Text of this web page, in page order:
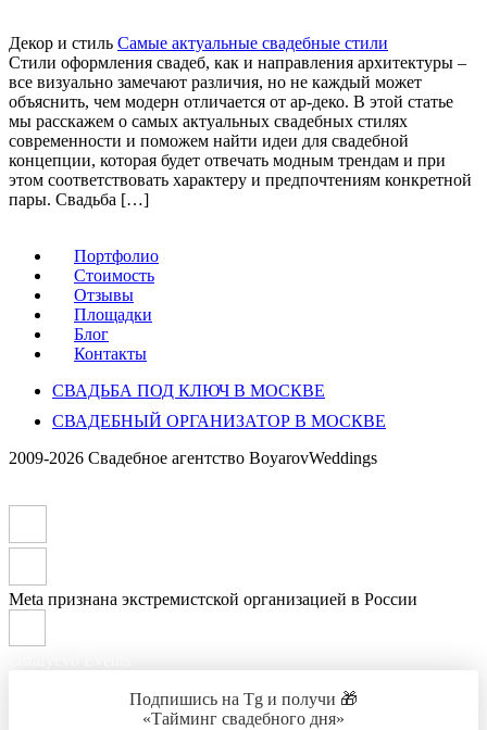
Декор и стиль Самые актуальные свадебные стили
Стили оформления свадеб, как и направления архитектуры –
все визуально замечают различия, но не каждый может
объяснить, чем модерн отличается от ар-деко. В этой статье
мы расскажем о самых актуальных свадебных стилях
современности и поможем найти идеи для свадебной
концепции, которая будет отвечать модным трендам и при
этом соответствовать характеру и предпочтениям конкретной
пары. Свадьба […]
Портфолио
Стоимость
Отзывы
Площадки
Блог
Контакты
СВАДЬБА ПОД КЛЮЧ В МОСКВЕ
СВАДЕБНЫЙ ОРГАНИЗАТОР В МОСКВЕ
2009-2026 Свадебное агентство BoyarovWeddings
Meta признана экстремистской организацией в России
Подпишись на Tg и получи 🎁
«Тайминг свадебного дня»